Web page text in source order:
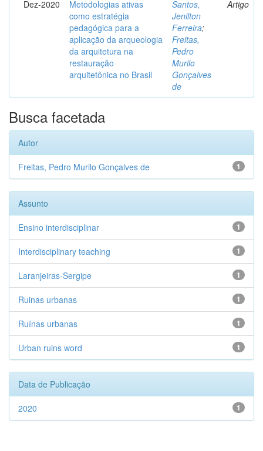
Dez-2020
Metodologias ativas
como estratégia
pedagógica para a
aplicação da arqueologia
da arquitetura na
restauração
arquitetônica no Brasil
Santos,
Jenilton
Ferreira;
Freitas,
Pedro
Murilo
Gonçalves
de
Artigo
Busca facetada
Autor
1
Freitas, Pedro Murilo Gonçalves de
Assunto
1
Ensino interdisciplinar
1
Interdisciplinary teaching
1
Laranjeiras-Sergipe
1
Ruinas urbanas
1
Ruínas urbanas
1
Urban ruins word
Data de Publicação
1
2020